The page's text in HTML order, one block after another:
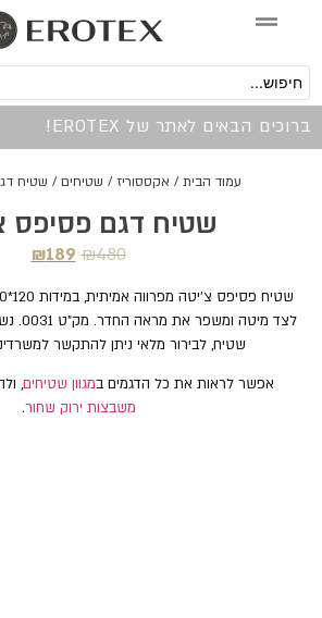
ברוכים הבאים לאתר של EROTEX!
עמוד הבית/אקססוריז/שטיחים/ שטיח
שטיח דגם פסיפס
₪480
₪189
לצד מיטה
שטיח, לבירור מלאי ניתן להתקשר למשרדינו 03-
אפשר לראות את כל הדגמים במגוון שטיחים,
משבצות ירוק שחור.